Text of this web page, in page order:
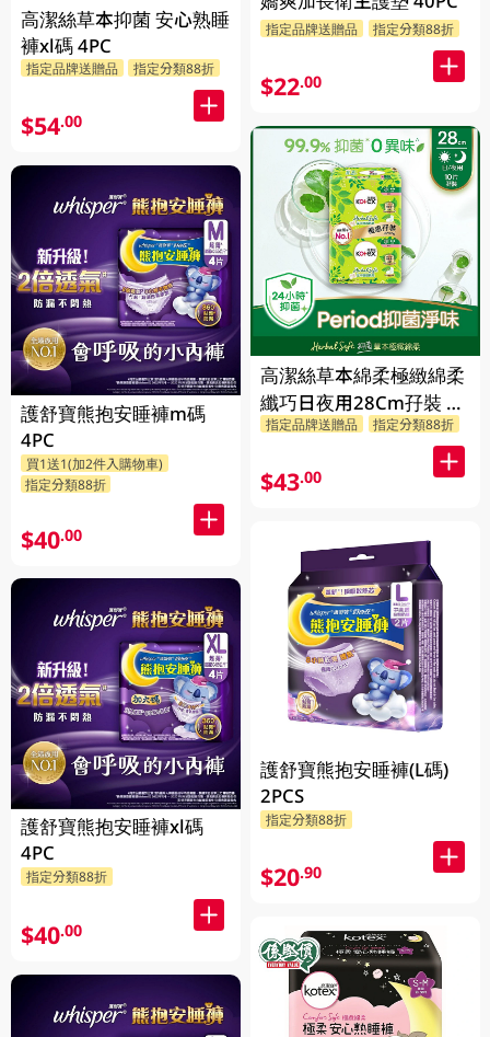
高潔絲草本抑菌 安心熟睡
褲xl碼 4PC
指定品牌送贈品 指定分類88折
$54.00
護舒寶熊抱安睡褲m碼
4PC
買1送1(加2件入購物車)
指定分類88折
$40.00
護舒寶熊抱安睡褲xl碼
4PC
指定分類88折
$40.00
指定品牌送贈品 指定分類88折
$22.00
高潔絲草本綿柔極緻綿柔
纖巧日夜用28Cm孖裝 2
X 10PC
指定品牌送贈品 指定分類88折
$43.00
護舒寶熊抱安睡褲(L碼)
2PCS
指定分類88折
$20.90